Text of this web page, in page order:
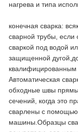
нагрева и типа
конечная сварка:
сварной трубы, если
сваркой под водой
защищенной
квалифицированным
Автоматическая
обходные швы
сечений, когда это
сварлены с помощью
машины.Образцы